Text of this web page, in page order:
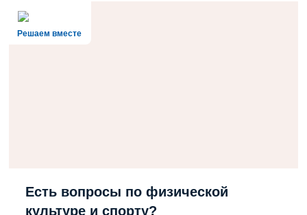
Решаем вместе
Есть вопросы по физической
культуре и спорту?